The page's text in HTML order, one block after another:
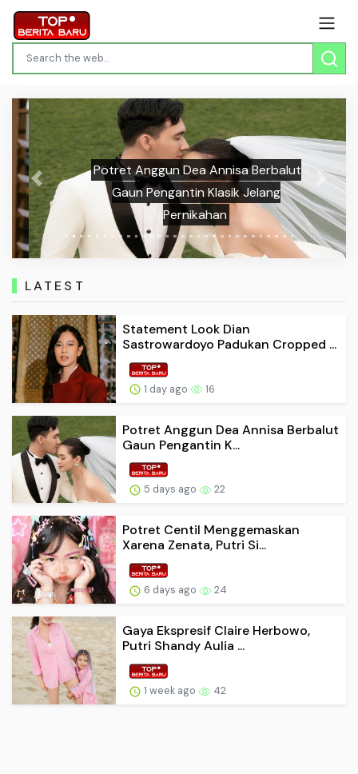
Potret Anggun Dea Annisa Berbalut
Gaun Pengantin Klasik Jelang
Pernikahan
Previous Next
LATEST
Statement Look Dian
Sastrowardoyo Padukan Cropped ...
1 day ago 16
Potret Anggun Dea Annisa Berbalut
Gaun Pengantin K...
5 days ago 22
Potret Centil Menggemaskan
Xarena Zenata, Putri Si...
6 days ago 24
Gaya Ekspresif Claire Herbowo,
Putri Shandy Aulia ...
1 week ago 42